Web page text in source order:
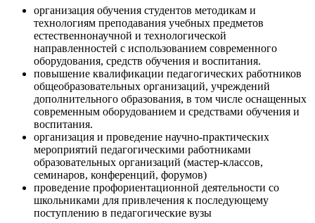
организация обучения студентов методикам и
технологиям преподавания учебных предметов
естественнонаучной и технологической
направленностей с использованием современного
оборудования, средств обучения и воспитания.
повышение квалификации педагогических работников
общеобразовательных организаций, учреждений
дополнительного образования, в том числе оснащенных
современным оборудованием и средствами обучения и
воспитания.
организация и проведение научно-практических
мероприятий педагогическими работниками
образовательных организаций (мастер-классов,
семинаров, конференций, форумов)
проведение профориентационной деятельности со
школьниками для привлечения к последующему
поступлению в педагогические вузы